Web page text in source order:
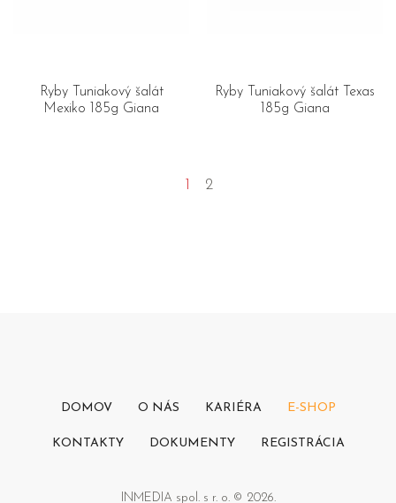
Ryby Tuniakový šalát
Mexiko 185g Giana
Ryby Tuniakový šalát Texas
185g Giana
1 2
DOMOV O NÁS KARIÉRA E-SHOP
KONTAKTY DOKUMENTY REGISTRÁCIA
INMEDIA spol. s r. o. © 2026.